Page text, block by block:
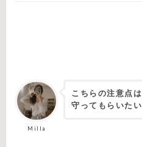
Milla
こちらの注意点
守ってもらいた